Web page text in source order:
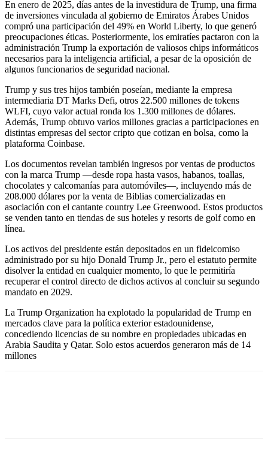
En enero de 2025, días antes de la investidura de Trump, una firma
de inversiones vinculada al gobierno de Emiratos Árabes Unidos
compró una participación del 49% en World Liberty, lo que generó
preocupaciones éticas. Posteriormente, los emiratíes pactaron con la
administración Trump la exportación de valiosos chips informáticos
necesarios para la inteligencia artificial, a pesar de la oposición de
algunos funcionarios de seguridad nacional.
Trump y sus tres hijos también poseían, mediante la empresa
intermediaria DT Marks Defi, otros 22.500 millones de tokens
WLFI, cuyo valor actual ronda los 1.300 millones de dólares.
Además, Trump obtuvo varios millones gracias a participaciones en
distintas empresas del sector cripto que cotizan en bolsa, como la
plataforma Coinbase.
Los documentos revelan también ingresos por ventas de productos
con la marca Trump —desde ropa hasta vasos, habanos, toallas,
chocolates y calcomanías para automóviles—, incluyendo más de
208.000 dólares por la venta de Biblias comercializadas en
asociación con el cantante country Lee Greenwood. Estos productos
se venden tanto en tiendas de sus hoteles y resorts de golf como en
línea.
Los activos del presidente están depositados en un fideicomiso
administrado por su hijo Donald Trump Jr., pero el estatuto permite
disolver la entidad en cualquier momento, lo que le permitiría
recuperar el control directo de dichos activos al concluir su segundo
mandato en 2029.
La Trump Organization ha explotado la popularidad de Trump en
mercados clave para la política exterior estadounidense,
concediendo licencias de su nombre en propiedades ubicadas en
Arabia Saudita y Qatar. Solo estos acuerdos generaron más de 14
millones